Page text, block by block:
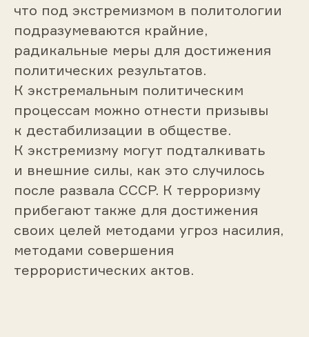
что под экстремизмом в политологии
подразумеваются крайние,
радикальные меры для достижения
политических результатов.
К экстремальным политическим
процессам можно отнести призывы
к дестабилизации в обществе.
К экстремизму могут подталкивать
и внешние силы, как это случилось
после развала СССР. К терроризму
прибегают также для достижения
своих целей методами угроз насилия,
методами совершения
террористических актов.